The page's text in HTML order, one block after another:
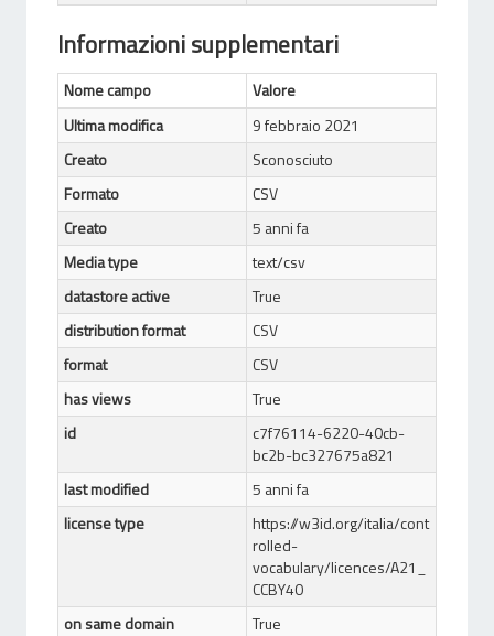
Informazioni supplementari
Nome campo
Valore
Ultima modifica
9 febbraio 2021
Creato
Sconosciuto
Formato
CSV
Creato
5 anni fa
Media type
text/csv
datastore active
True
distribution format
CSV
format
CSV
has views
True
id
c7f76114-6220-40cb-
bc2b-bc327675a821
last modified
5 anni fa
license type
https://w3id.org/italia/cont
rolled-
vocabulary/licences/A21_
CCBY40
on same domain
True